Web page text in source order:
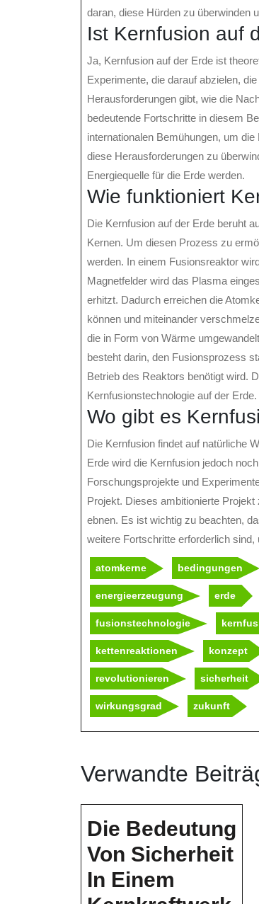
daran, diese Hürden zu überwinden
Ist Kernfusion auf
Ja, Kernfusion auf der Erde ist
Experimente, die darauf abzielen,
Herausforderungen gibt, wie die
bedeutende Fortschritte in diesem
internationalen Bemühungen, um
diese Herausforderungen zu
Energiequelle für die Erde werden.
Wie funktioniert
Die Kernfusion auf der Erde beruht
Kernen. Um diesen Prozess zu
werden. In einem Fusionsreaktor
Magnetfelder wird das Plasma
erhitzt. Dadurch erreichen die
können und miteinander
die in Form von Wärme
besteht darin, den Fusionsprozess
Betrieb des Reaktors benötigt wird.
Kernfusionstechnologie auf der Erde.
Wo gibt es
Die Kernfusion findet auf natürliche
Erde wird die Kernfusion jedoch
Forschungsprojekte und
Projekt. Dieses ambitionierte
ebnen. Es ist wichtig zu beachten,
weitere Fortschritte erforderlich
atomkerne bedingungen
energieerzeugung erde
fusionstechnologie
kettenreaktionen konzept
revolutionieren sicherheit
wirkungsgrad zukunft
Verwandte
Die Bedeutung
Von Sicherheit
In Einem